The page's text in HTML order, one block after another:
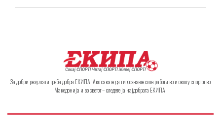
За добри резултати треба добра ЕКИПА! Ако сакате да ги дознаете сите работи во и околу спортот во
Македонија и во светот – следете ја најдобрата ЕКИПА!